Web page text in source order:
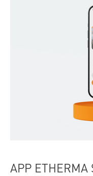
APP ETHERMA